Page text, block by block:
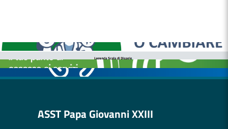
BOLLETTINI DISAGIO DA CALORE
CASE DI COMUNITÀ
OSPEDALE DI COMUNITÀ
ASST Papa Giovanni XXIII